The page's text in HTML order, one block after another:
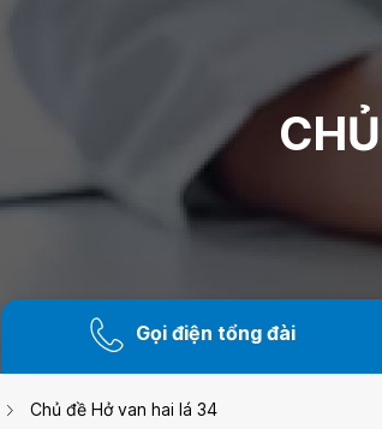
Gọi điện tổng đài
Chủ đề Hở van hai lá 34